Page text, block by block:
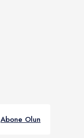
Abone Olun